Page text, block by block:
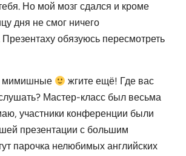
Но мой мозг сдался и кроме
дня не смог ничего
обязуюсь пересмотреть
мимишные
жгите ещё! Где вас
Мастер-класс был весьма
участники конференции были
презентации с большим
парочка нелюбимых английских